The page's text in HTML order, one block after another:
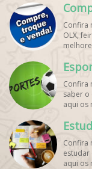
Confira
OLX,
Confira
saber o
aqui os
Confira
estudar
aqui os